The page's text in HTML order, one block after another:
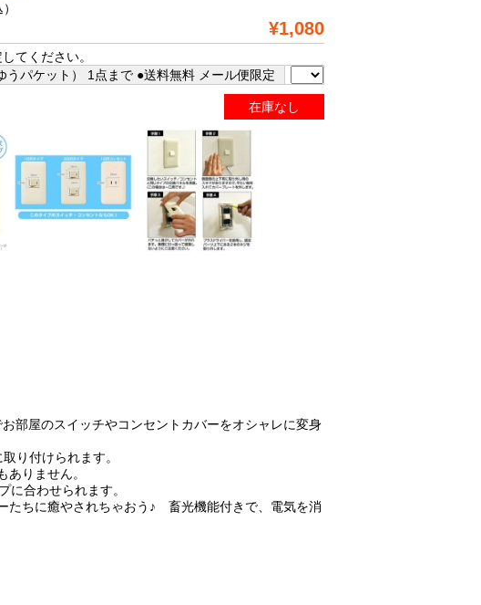
¥1,080
てください。
うパケット） 1点まで ●送料無料 メール便限定
在庫なし
部屋のスイッチやコンセントカバーをオシャレに変身
り付けられます。
りません。
に合わせられます。
たちに癒やされちゃおう♪ 畜光機能付きで、電気を消